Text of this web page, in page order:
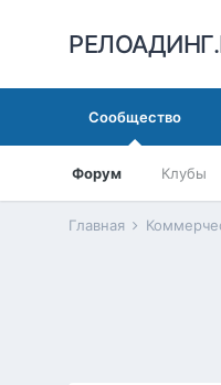
Сообщество
Форум Клубы
Главная